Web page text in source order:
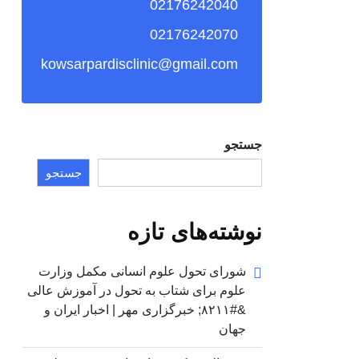
02176242040
02176242070
kowsarpardisclinic@gmail.com
جستجو
جستجو
نوشته‌های تازه
شورای تحول علوم انسانی مکمل وزارت
علوم برای شتاب به تحول در آموزش عالی
&#۸۲۱۱; خبرگزاری مهر | اخبار ایران و
جهان